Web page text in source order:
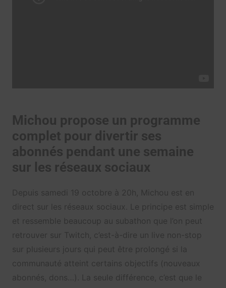
Michou propose un programme
complet pour divertir ses
abonnés pendant une semaine
sur les réseaux sociaux
Depuis samedi 19 octobre à 20h, Michou est en
direct sur les réseaux sociaux. Le principe est simple
et ressemble beaucoup au subathon que l’on peut
retrouver sur Twitch, c’est-à-dire un live non-stop
sur plusieurs jours qui peut être prolongé si la
communauté atteint certains objectifs (nouveaux
abonnés, dons…). La seule différence, c’est que le